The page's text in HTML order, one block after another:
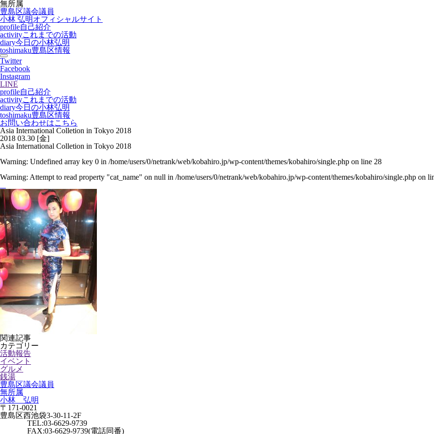
無所属
豊島区議会議員
小林 弘明オフィシャルサイト
profile自己紹介
activityこれまでの活動
diary今日の小林弘明
toshimaku豊島区情報
Twitter
Facebook
Instagram
LINE
profile自己紹介
activityこれまでの活動
diary今日の小林弘明
toshimaku豊島区情報
お問い合わせはこちら
Asia International Colletion in Tokyo 2018
2018 03.30 [金]
Asia International Colletion in Tokyo 2018
Warning: Undefined array key 0 in /home/users/0/netrank/web/kobahiro.jp/wp-content/themes/kobahiro/single.php on line 28
Warning: Attempt to read property "cat_name" on null in /home/users/0/netrank/web/kobahiro.jp/wp-content/themes/kobahiro/single.php on
関連記事
カテゴリー
活動報告
イベント
グルメ
銭湯
豊島区議会議員
無所属
小林 弘明
〒171-0021
豊島区西池袋3-30-11-2F
TEL:03-6629-9739
FAX:03-6629-9739(電話同番)